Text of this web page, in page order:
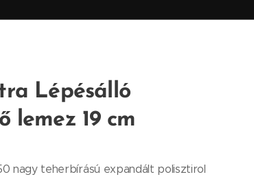
Lépésálló
lemez 19 cm
nagy teherbírású expandált polisztirol